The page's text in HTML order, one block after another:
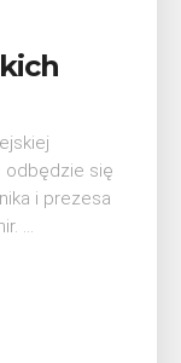
odbędzie się
i prezesa
...